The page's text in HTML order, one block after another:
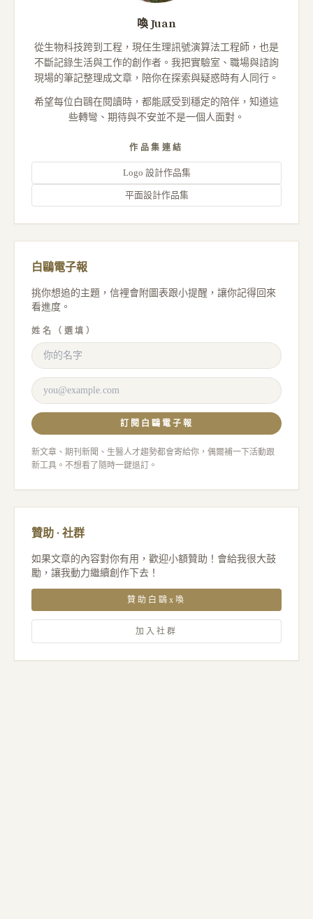
喚 Juan
從生物科技跨到工程，現任生理訊號演算法工程師，也是
不斷記錄生活與工作的創作者。我把實驗室、職場與諮詢
現場的筆記整理成文章，陪你在探索與疑惑時有人同行。
希望每位白鷗在閱讀時，都能感受到穩定的陪伴，知道這
些轉彎、期待與不安並不是一個人面對。
作品集連結
Logo 設計作品集
平面設計作品集
白鷗電子報
挑你想追的主題，信裡會附圖表跟小提醒，讓你記得回來
看進度。
姓名（選填）
訂閱白鷗電子報
新文章、期刊新聞、生醫人才趨勢都會寄給你，偶爾補一下活動跟
新工具。不想看了隨時一鍵退訂。
贊助 · 社群
如果文章的內容對你有用，歡迎小額贊助！會給我很大鼓
勵，讓我動力繼續創作下去！
贊助白鷗x喚
加入社群